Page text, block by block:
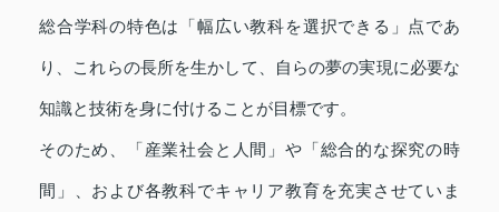
総合学科の特色は「幅広い教科を選択できる」点であ
り、これらの長所を生かして、自らの夢の実現に必要な
知識と技術を身に付けることが目標です。
そのため、「産業社会と人間」や「総合的な探究の時
間」、および各教科でキャリア教育を充実させていま